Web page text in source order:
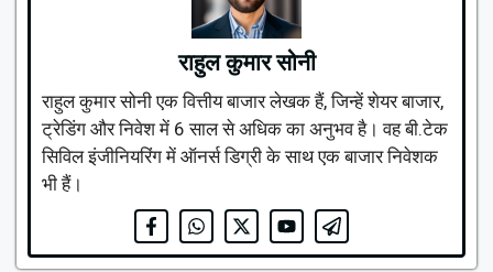
राहुल कुमार सोनी
राहुल कुमार सोनी एक वित्तीय बाजार लेखक हैं, जिन्हें शेयर बाजार,
ट्रेडिंग और निवेश में 6 साल से अधिक का अनुभव है। वह बी.टेक
सिविल इंजीनियरिंग में ऑनर्स डिग्री के साथ एक बाजार निवेशक
भी हैं।